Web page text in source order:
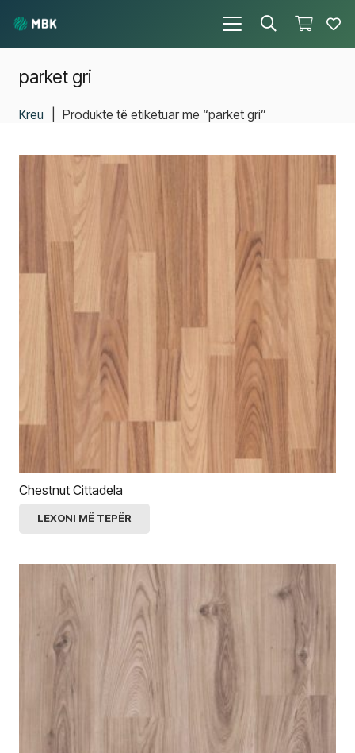
parket gri
Kreu Produkte të etiketuar me “parket gri”
Chestnut Cittadela
LEXONI MË TEPËR